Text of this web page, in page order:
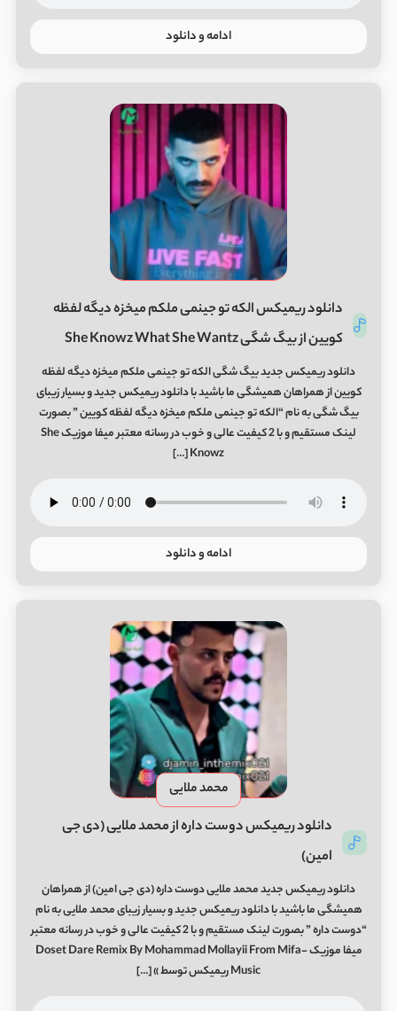
ادامه و دانلود
دانلود ریمیکس الکه تو جینمی ملکم میخزه دیگه لفظه
کویین از بیگ شگی She Knowz What She Wantz
دانلود ریمیکس جدید بیگ شگی الکه تو جینمی ملکم میخزه دیگه لفظه
کویین از همراهان همیشگی ما باشید با دانلود ریمیکس جدید و بسیار زیبای
بیگ شگی به نام “الکه تو جینمی ملکم میخزه دیگه لفظه کویین ” بصورت
لینک مستقیم و با 2 کیفیت عالی و خوب در رسانه معتبر میفا موزیک She
Knowz […]
ادامه و دانلود
محمد ملایی
دانلود ریمیکس دوﺳﺖ داره از محمد ملایی (دی جی
امین)
دانلود ریمیکس جدید محمد ملایی دوﺳﺖ داره (دی جی امین) از همراهان
همیشگی ما باشید با دانلود ریمیکس جدید و بسیار زیبای محمد ملایی به نام
“دوﺳﺖ داره ” بصورت لینک مستقیم و با 2 کیفیت عالی و خوب در رسانه معتبر
میفا موزیک Doset Dare Remix By Mohammad Mollayii From Mifa-
Music ریمیکس توسط » […]